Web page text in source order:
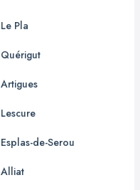
Le Pla
Quérigut
Artigues
Lescure
Esplas-de-Serou
Alliat